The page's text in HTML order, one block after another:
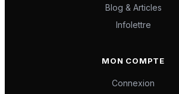
Blog & Articles
Infolettre
MON COMPTE
Connexion